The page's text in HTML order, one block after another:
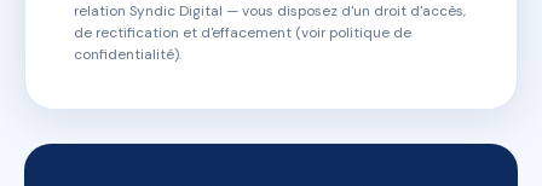
relation Syndic Digital — vous disposez d'un droit d'accès,
de rectification et d'effacement (voir politique de
confidentialité).